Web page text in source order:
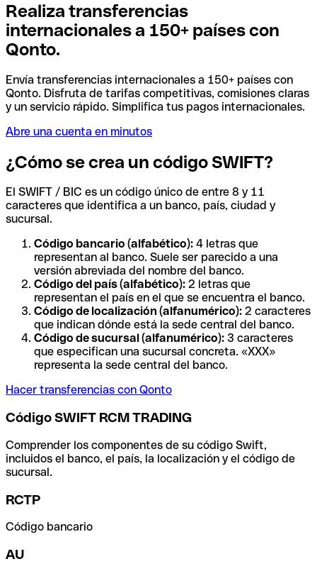
Realiza transferencias
internacionales a 150+ países con
Qonto.
Envía transferencias internacionales a 150+ países con
Qonto. Disfruta de tarifas competitivas, comisiones claras
y un servicio rápido. Simplifica tus pagos internacionales.
Abre una cuenta en minutos
¿Cómo se crea un código SWIFT?
El SWIFT / BIC es un código único de entre 8 y 11
caracteres que identifica a un banco, país, ciudad y
sucursal.
Código bancario (alfabético): 4 letras que
representan al banco. Suele ser parecido a una
versión abreviada del nombre del banco.
Código del país (alfabético): 2 letras que
representan el país en el que se encuentra el banco.
Código de localización (alfanumérico): 2 caracteres
que indican dónde está la sede central del banco.
Código de sucursal (alfanumérico): 3 caracteres
que especifican una sucursal concreta. «XXX»
representa la sede central del banco.
Hacer transferencias con Qonto
Código SWIFT RCM TRADING
Comprender los componentes de su código Swift,
incluidos el banco, el país, la localización y el código de
sucursal.
RCTP
Código bancario
AU